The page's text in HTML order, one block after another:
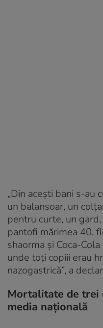
„Din acești bani s-au
un balansoar, un
pentru curte, un
pantofi mărimea 40,
shaorma și Coca-
unde toți copiii erau
nazogastrică”, a
Mortalitate de trei
media națională